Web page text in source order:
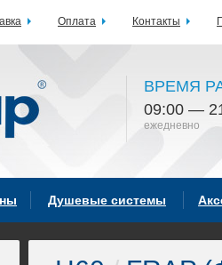
ВРЕМЯ
09:00 —
ежедневно
Душевые системы
Оплата Контакты